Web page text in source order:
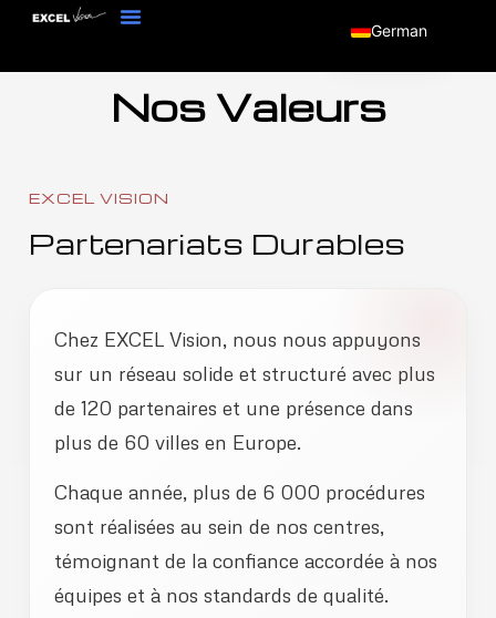
Nos Valeurs
EXCEL VISION
Partenariats Durables
Chez EXCEL Vision, nous nous appuyons
sur un réseau solide et structuré avec plus
de 120 partenaires et une présence dans
plus de 60 villes en Europe.
Chaque année, plus de 6 000 procédures
sont réalisées au sein de nos centres,
témoignant de la confiance accordée à nos
équipes et à nos standards de qualité.
German